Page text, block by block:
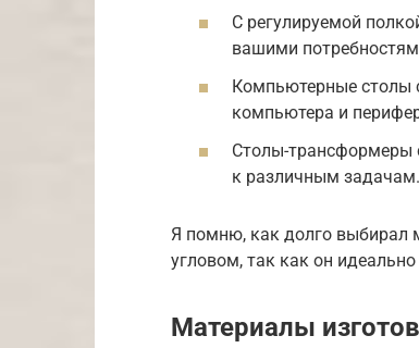
С регулируемой
вашими
Компьютерные столы
компьютера и
Столы-трансформеры
к различным задачам.
Я помню, как долго выбирал
угловом, так как он
Материалы